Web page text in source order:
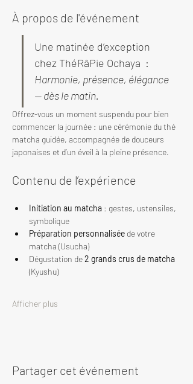
À propos de l'événement
Une matinée d’exception
chez ThéRâPie Ochaya  :
Harmonie, présence, élégance
— dès le matin.
Offrez-vous un moment suspendu pour bien
commencer la journée : une cérémonie du thé
matcha guidée, accompagnée de douceurs
japonaises et d’un éveil à la pleine présence.
Contenu de l’expérience
Initiation au matcha : gestes, ustensiles,
symbolique
Préparation personnalisée de votre
matcha (Usucha)
Dégustation de 2 grands crus de matcha
(Kyushu)
Afficher plus
Partager cet événement